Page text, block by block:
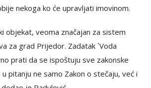
nekoga ko će upravljati imovinom.
objekat, veoma značajan za sistem
za grad Prijedor. Zadatak `Voda
prati da se ispoštuju sve zakonske
pitanju ne samo Zakon o stečaju, već i